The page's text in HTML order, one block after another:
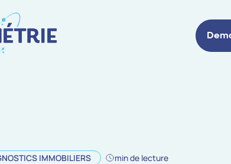
IMMOBILIERS min de lecture